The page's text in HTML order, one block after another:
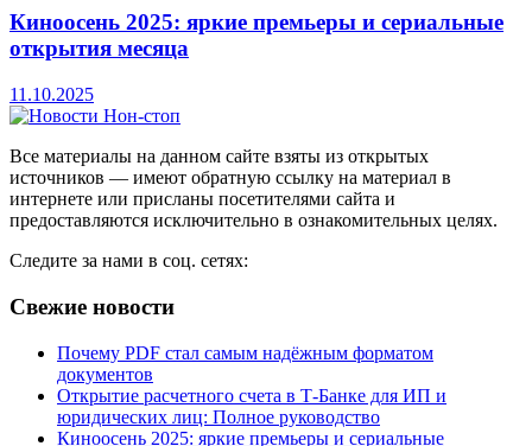
Киноосень 2025: яркие премьеры и сериальные
открытия месяца
11.10.2025
Все материалы на данном сайте взяты из открытых
источников — имеют обратную ссылку на материал в
интернете или присланы посетителями сайта и
предоставляются исключительно в ознакомительных целях.
Следите за нами в соц. сетях:
Свежие новости
Почему PDF стал самым надёжным форматом
документов
Открытие расчетного счета в Т-Банке для ИП и
юридических лиц: Полное руководство
Киноосень 2025: яркие премьеры и сериальные